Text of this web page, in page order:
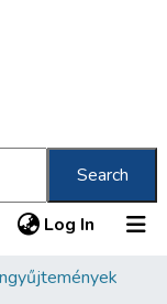
Search
Log In (current)